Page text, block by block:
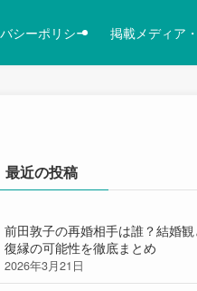
シーポリシー 掲載メディア
最近の投稿
前田敦子の再婚相手は誰？結婚
復縁の可能性を徹底まとめ
2026年3月21日